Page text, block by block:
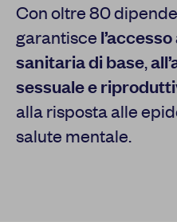
Con oltre 80
garantisce
sanitaria di base,
sessuale e
alla risposta alle
salute mentale.